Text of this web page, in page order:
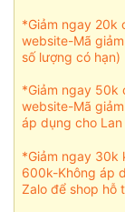
*Giảm ngay 20k
website-Mã
số lượng có hạn)
*Giảm ngay 50k
website-Mã
áp dụng cho
*Giảm ngay 30k
600k-Không áp
Zalo để shop hỗ